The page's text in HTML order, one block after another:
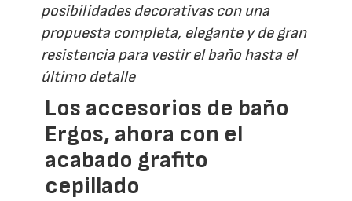
posibilidades decorativas con una
propuesta completa, elegante y de gran
resistencia para vestir el baño hasta el
último detalle
Los accesorios de baño
Ergos, ahora con el
acabado grafito
cepillado